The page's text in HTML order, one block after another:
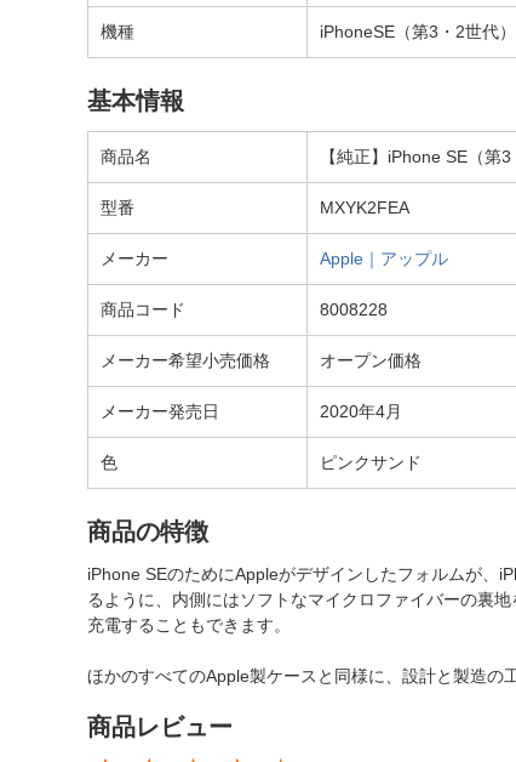
機種 iPhoneSE（第3・2世代）
基本情報
商品名 【純正】iPhone SE（第
型番 MXYK2FEA
メーカー Apple｜アップル
商品コード 8008228
メーカー希望小売価格 オープン価格
メーカー発売日 2020年4月
色 ピンクサンド
商品の特徴
iPhone SEのためにAppleがデザインしたフォルムが、
るように、内側にはソフトなマイクロファイバーの裏
充電することもできます。
ほかのすべてのApple製ケースと同様に、設計と製造の
商品レビュー